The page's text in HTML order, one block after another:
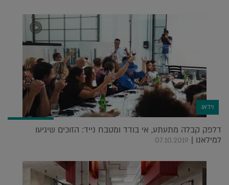
וידאו
דלפק קבלה מתעתע, אי בודד ומטבח נייד: הזוכים שיגיעו
למילאנו | 07.10.2019